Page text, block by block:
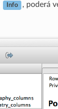
Info , poderá